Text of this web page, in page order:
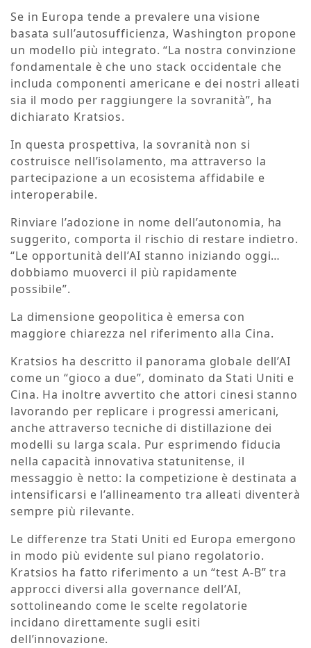
Se in Europa tende a prevalere una visione
basata sull’autosufficienza, Washington propone
un modello più integrato. “La nostra convinzione
fondamentale è che uno stack occidentale che
includa componenti americane e dei nostri alleati
sia il modo per raggiungere la sovranità”, ha
dichiarato Kratsios.
In questa prospettiva, la sovranità non si
costruisce nell’isolamento, ma attraverso la
partecipazione a un ecosistema affidabile e
interoperabile.
Rinviare l’adozione in nome dell’autonomia, ha
suggerito, comporta il rischio di restare indietro.
“Le opportunità dell’AI stanno iniziando oggi…
dobbiamo muoverci il più rapidamente
possibile”.
La dimensione geopolitica è emersa con
maggiore chiarezza nel riferimento alla Cina.
Kratsios ha descritto il panorama globale dell’AI
come un “gioco a due”, dominato da Stati Uniti e
Cina. Ha inoltre avvertito che attori cinesi stanno
lavorando per replicare i progressi americani,
anche attraverso tecniche di distillazione dei
modelli su larga scala. Pur esprimendo fiducia
nella capacità innovativa statunitense, il
messaggio è netto: la competizione è destinata a
intensificarsi e l’allineamento tra alleati diventerà
sempre più rilevante.
Le differenze tra Stati Uniti ed Europa emergono
in modo più evidente sul piano regolatorio.
Kratsios ha fatto riferimento a un “test A-B” tra
approcci diversi alla governance dell’AI,
sottolineando come le scelte regolatorie
incidano direttamente sugli esiti
dell’innovazione.